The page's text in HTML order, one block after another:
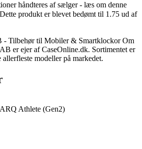
håndteres af sælger - læs om denne
Dette produkt er blevet bedømt til 1.75 ud af
- Tilbehør til Mobiler & Smartklockor Om
er ejer af CaseOnline.dk. Sortimentet er
modeller på markedet.
Athlete (Gen2)